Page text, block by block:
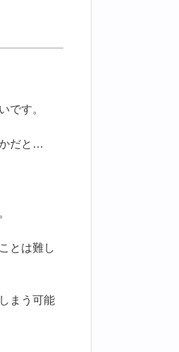
です。
だと…
とは難し
まう可能